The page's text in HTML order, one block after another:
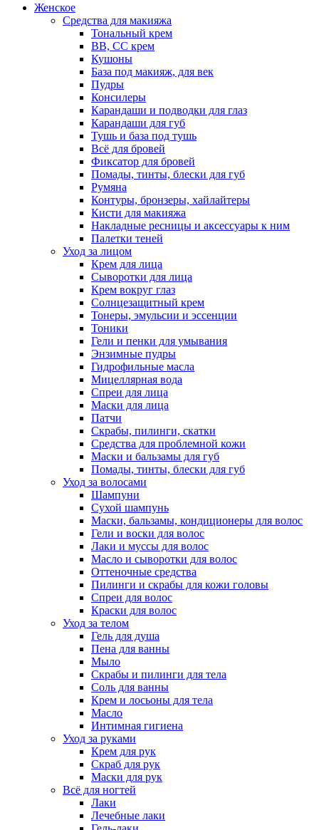
Женское
Средства для макияжа
Тональный крем
BB, CC крем
Кушоны
База под макияж, для век
Пудры
Консилеры
Карандаши и подводки для глаз
Карандаши для губ
Тушь и база под тушь
Всё для бровей
Фиксатор для бровей
Помады, тинты, блески для губ
Румяна
Контуры, бронзеры, хайлайтеры
Кисти для макияжа
Накладные ресницы и аксессуары к ним
Палетки теней
Уход за лицом
Крем для лица
Сыворотки для лица
Крем вокруг глаз
Солнцезащитный крем
Тонеры, эмульсии и эссенции
Тоники
Гели и пенки для умывания
Энзимные пудры
Гидрофильные масла
Мицеллярная вода
Спреи для лица
Маски для лица
Патчи
Скрабы, пилинги, скатки
Средства для проблемной кожи
Маски и бальзамы для губ
Помады, тинты, блески для губ
Уход за волосами
Шампуни
Сухой шампунь
Маски, бальзамы, кондиционеры для волос
Гели и воски для волос
Лаки и муссы для волос
Масло и сыворотки для волос
Оттеночные средства
Пилинги и скрабы для кожи головы
Спреи для волос
Краски для волос
Уход за телом
Гель для душа
Пена для ванны
Мыло
Скрабы и пилинги для тела
Соль для ванны
Крем и лосьоны для тела
Масло
Интимная гигиена
Уход за руками
Крем для рук
Скраб для рук
Маски для рук
Всё для ногтей
Лаки
Лечебные лаки